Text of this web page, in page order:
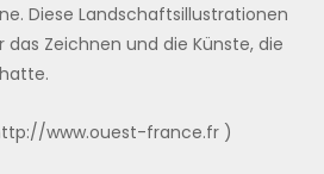
Diese Landschaftsillustrationen
Zeichnen und die Künste, die
www.ouest-france.fr )